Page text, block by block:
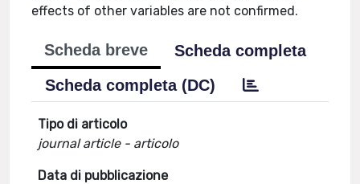
effects of other variables are not confirmed.
Scheda breve
Scheda completa
Scheda completa (DC)
Tipo di articolo
journal article - articolo
Data di pubblicazione